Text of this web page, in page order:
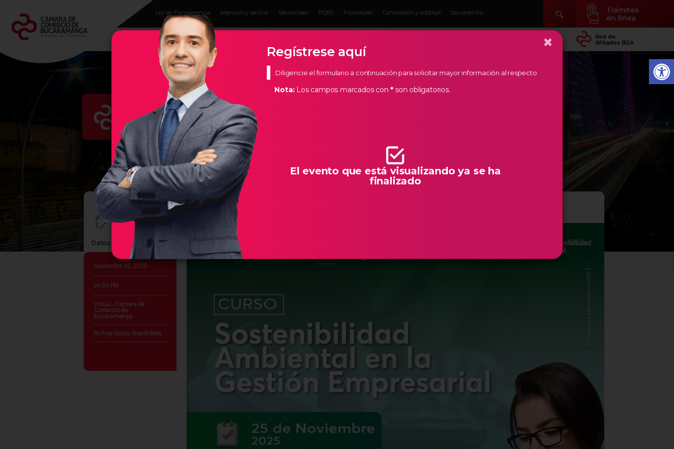
Ley de Transparencia Atención y servicio Seccionales PQRS Promotores Conciliación y arbitraje Documentos
Trámites
en línea
Programas para
empresarios
Conocer Temás
Red de
Afiliados BGA
Eventos Estratégicos
En la Cámara de Comercio de Bucaramanga, creemos en los empresarios de nuestra
región, por ello, les damos todas las herramientas necesarias para que la creación de
empresas exitosas, sea un sello característico de Santander.
Datos claves del evento
Noviembre 25, 2025
06:00 PM
Virtual - Cámara de
Comercio de
Bucaramanga
No hay cupos disponibles
CURSO SOSTENIBILIDAD AMBIENTAL EN LA GESTIÓN EMPRESARIAL
×
Regístrese aquí
Diligencie el formulario a continuación para solicitar mayor información al respecto
Nota:Los campos marcados con * son obligatorios.
El evento que está visualizando ya se ha
finalizado